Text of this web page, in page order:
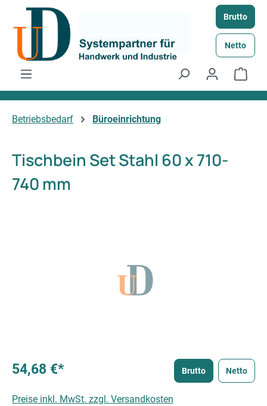
Zum Hauptinhalt springen Brutto
Netto
Betriebsbedarf Büroeinrichtung
Tischbein Set Stahl 60 x 710-
740 mm
54,68 €* Brutto Netto
Preise inkl. MwSt. zzgl. Versandkosten